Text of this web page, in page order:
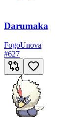
Darumaka
FogoUnova
#627